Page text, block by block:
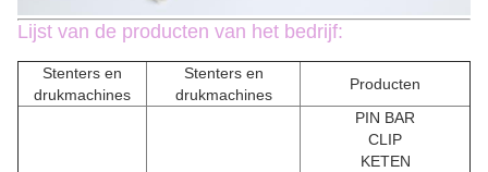
Lijst van de producten van het bedrijf:
Stenters en
drukmachines
Stenters en
drukmachines
Producten
PIN BAR
CLIP
KETEN